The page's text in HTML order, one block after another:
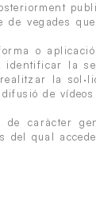
vegades
o
identificar la
la
de vídeos
caràcter
del qual